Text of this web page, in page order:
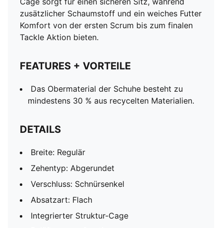
zusätzlicher Schaumstoff und ein weiches Futter
Komfort von der ersten Scrum bis zum finalen
Tackle Aktion bieten.
FEATURES + VORTEILE
Das Obermaterial der Schuhe besteht zu
mindestens 30 % aus recycelten Materialien.
DETAILS
Breite: Regulär
Zehentyp: Abgerundet
Verschluss: Schnürsenkel
Absatzart: Flach
Integrierter Struktur-Cage